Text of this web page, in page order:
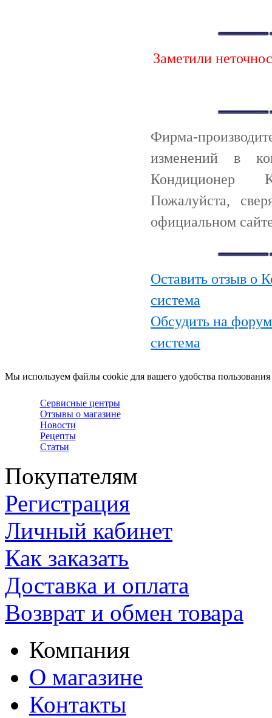
Заметили
Фирма-
изменений в
Кондиционер
Пожалуйста,
официальном
Оставить отзыв о
система
Обсудить на
система
Мы используем файлы cookie для вашего удобства
Сервисные центры
Отзывы о магазине
Новости
Рецепты
Статьи
Покупателям
Регистрация
Личный кабинет
Как заказать
Доставка и оплата
Возврат и обмен товара
Компания
О магазине
Контакты